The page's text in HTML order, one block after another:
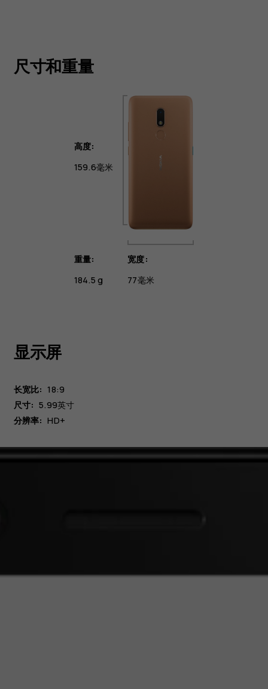
尺寸和重量
高度:
159.6毫米
重量:
184.5 g
宽度:
77毫米
显示屏
长宽比: 18:9
尺寸: 5.99英寸
分辨率: HD+